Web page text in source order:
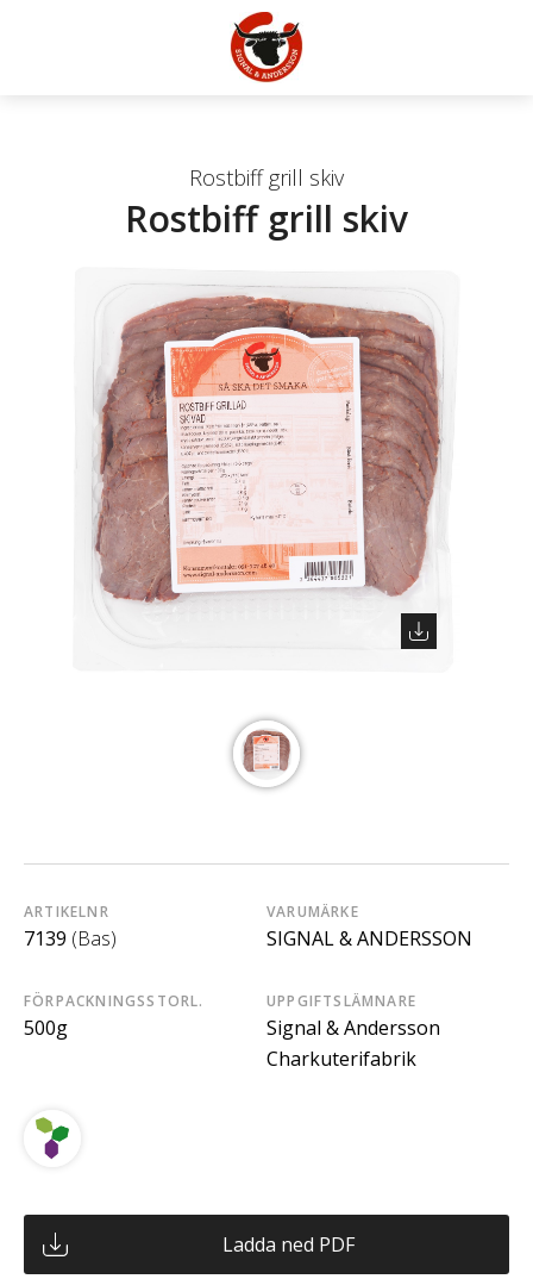
Rostbiff grill skiv
Rostbiff grill skiv
ARTIKELNR
7139 (Bas)
VARUMÄRKE
SIGNAL & ANDERSSON
FÖRPACKNINGSSTORL.
500g
UPPGIFTSLÄMNARE
Signal & Andersson
Charkuterifabrik
Ladda ned PDF